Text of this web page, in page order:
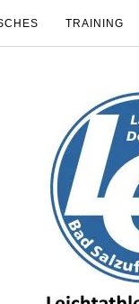
TRAINING